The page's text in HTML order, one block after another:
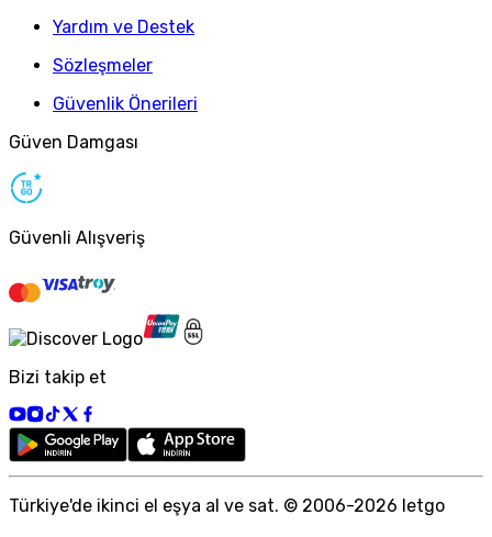
Yardım ve Destek
Sözleşmeler
Güvenlik Önerileri
Güven Damgası
Güvenli Alışveriş
Bizi takip et
Türkiye'de ikinci el eşya al ve sat. © 2006-2026 letgo